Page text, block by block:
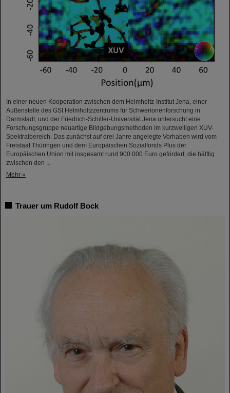
In einer neuen Kooperation zwischen dem Helmholtz-Institut Jena, einer
Außenstelle des GSI Helmholtzzentrums für Schwerionenforschung in
Darmstadt, und der Friedrich-Schiller-Universität Jena untersucht eine
Forschungsgruppe neuartige Bildgebungsmethoden im kurzwelligen XUV-
Spektralbereich. Das zunächst auf drei Jahre angelegte Vorhaben wird vom
Freistaat Thüringen und dem Europäischen Sozialfonds Plus der
Europäischen Union mit insgesamt rund 900.000 Euro gefördert, die hälftig
zwischen den ...
Mehr »
Trauer um Rudolf Bock